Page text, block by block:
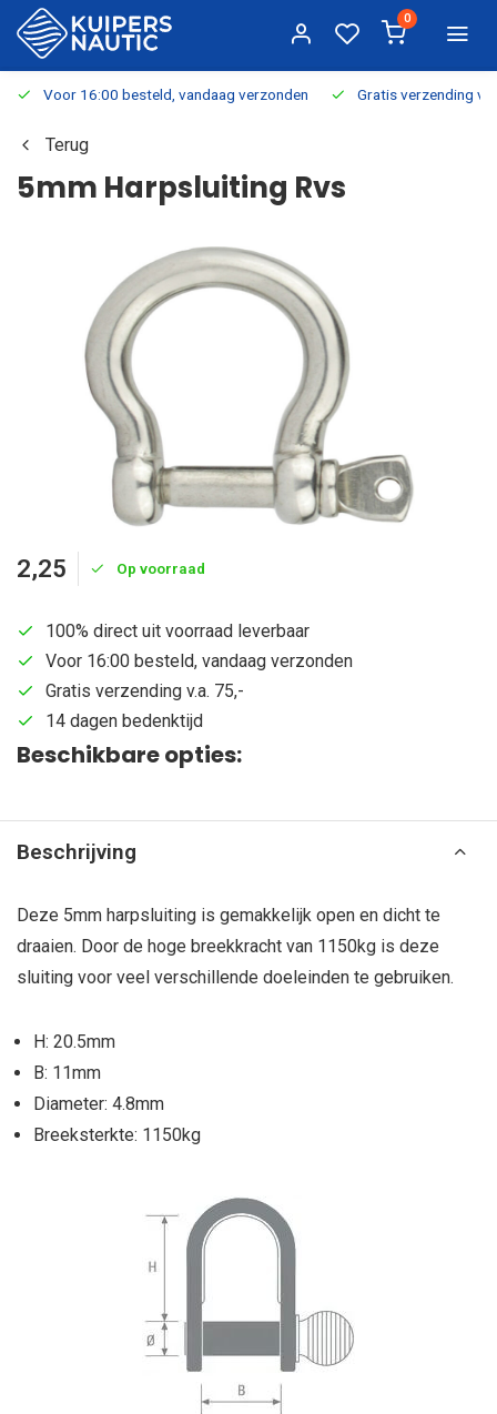
0
Voor 16:00 besteld, vandaag verzonden Gratis verzending
Terug
5mm Harpsluiting Rvs
2,25 Op voorraad
100% direct uit voorraad leverbaar
Voor 16:00 besteld, vandaag verzonden
Gratis verzending v.a. 75,-
14 dagen bedenktijd
Beschikbare opties:
Beschrijving
Deze 5mm harpsluiting is gemakkelijk open en dicht te
draaien. Door de hoge breekkracht van 1150kg is deze
sluiting voor veel verschillende doeleinden te gebruiken.
H: 20.5mm
B: 11mm
Diameter: 4.8mm
Breeksterkte: 1150kg